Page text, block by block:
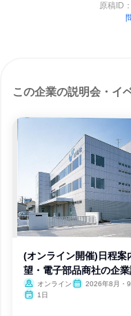
原稿ID：
この企業の説明会・イ
(オンライン開催)日程案
望・電子部品商社の企
オンライン
2026年8月・
1日